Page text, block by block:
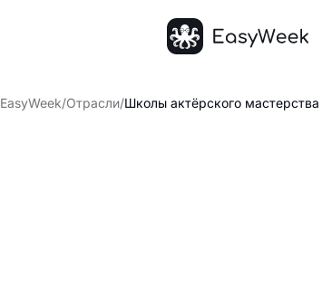
EasyWeek/Отрасли/Школы актёрского мастерства